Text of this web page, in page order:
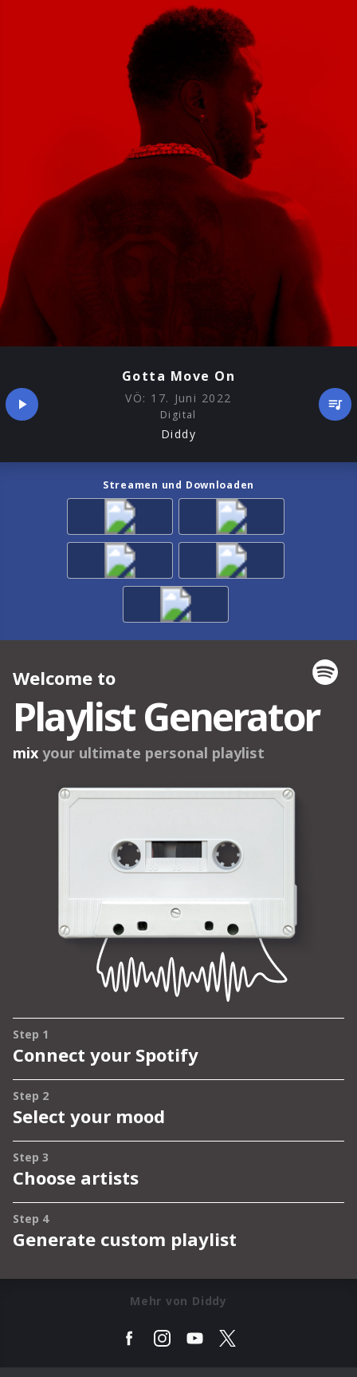
Gotta Move On
VÖ: 17. Juni 2022
Digital
Diddy
Streamen und Downloaden
Mehr von Diddy